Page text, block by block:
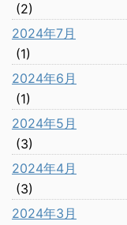
(2)
2024年7月
(1)
2024年6月
(1)
2024年5月
(3)
2024年4月
(3)
2024年3月